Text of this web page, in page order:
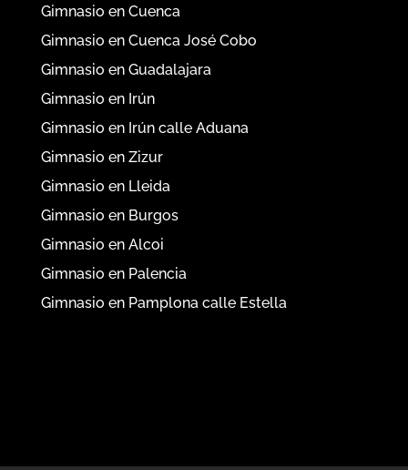
Gimnasio en Cuenca
Gimnasio en Cuenca José Cobo
Gimnasio en Guadalajara
Gimnasio en Irún
Gimnasio en Irún calle Aduana
Gimnasio en Zizur
Gimnasio en Lleida
Gimnasio en Burgos
Gimnasio en Alcoi
Gimnasio en Palencia
Gimnasio en Pamplona calle Estella